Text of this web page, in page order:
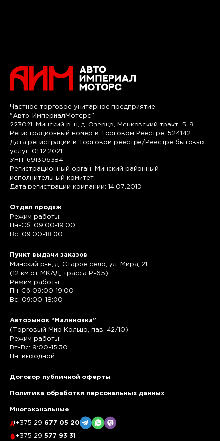
Частное торговое унитарное предприятие
"Авто-ИмпериалМоторс"
223021, Минский р-н, д. Озерцо, Менковский тракт, 5-9
Регистрационный номер в Торговом Реестре: 524142
Дата регистрации в Торговом реестре/Реестре бытовых
услуг: 01.12.2021
УНП: 691306384
Регистрационный орган: Минский районный
исполнительный комитет
Дата регистрации компании: 14.07.2010
Отдел продаж
Режим работы:
Пн-Сб: 09:00-19:00
Вс: 09:00-18:00
Пункт выдачи заказов
Минский р-н, д. Старое село, ул. Мира, 21
(12 км от МКАД, трасса P-65)
Режим работы:
Пн-Сб 09:00-19:00
Вс: 09:00-18:00
Авторынок “Малиновка”
(Торговый Мир Кольцо, пав. 42/10)
Режим работы:
Вт-Вс: 9:00-15:30
Пн: выходной
Договор публичной оферты
Политика обработки персональных данных
Многоканальные
+375 29 677 05 20
+375 29 577 93 31